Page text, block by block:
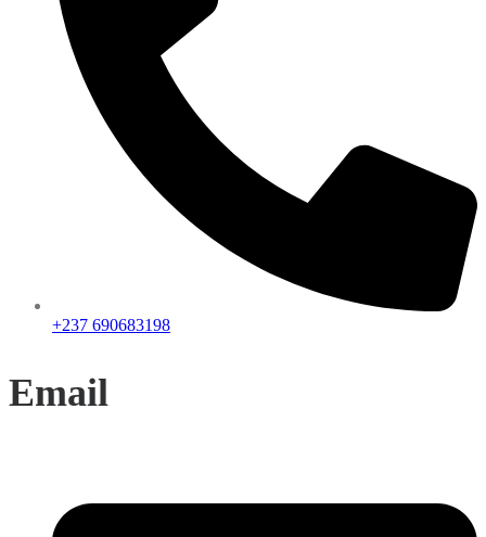
+237 690683198
Email